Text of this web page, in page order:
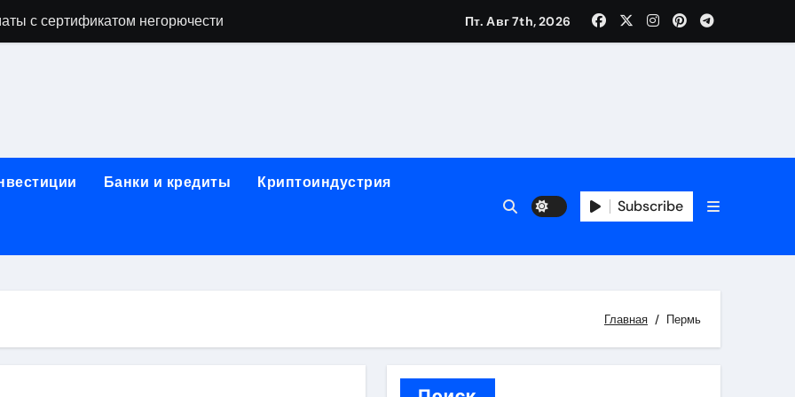
с сертификатом негорючести
и направляющих для конвейерных лент
лотков для хранения электронных компонентов
этапы строительства, проверка застройщика и сценарии оформления сделки
Пт. Авг 7th, 2026
Банки и кредиты Криптоиндустрия
Subscribe
Главная Пермь